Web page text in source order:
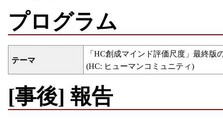
プログラム
テーマ
「HC創成マインド評価尺度」最終版
(HC: ヒューマンコミュニティ)
[事後] 報告